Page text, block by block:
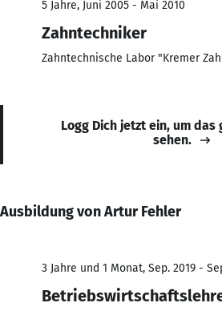
5 Jahre, Juni 2005 - Mai 2010
Zahntechniker
Zahntechnische Labor "Kremer
Logg Dich jetzt ein, um das
sehen.
Ausbildung von Artur Fehler
3 Jahre und 1 Monat, Sep. 2019 -